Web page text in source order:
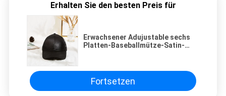
Erhalten Sie den besten Preis für
Erwachsener Adujustable sechs
Platten-Baseballmütze-Satin-
Fortsetzen